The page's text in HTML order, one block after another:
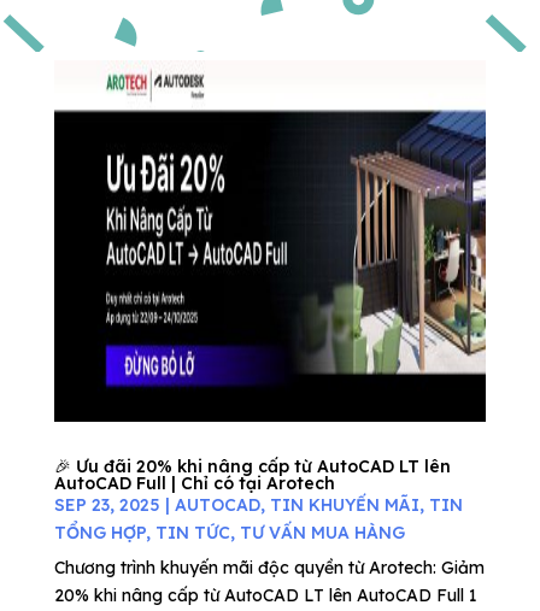
🎉 Ưu đãi 20% khi nâng cấp từ AutoCAD LT lên
AutoCAD Full | Chỉ có tại Arotech
SEP 23, 2025 | AUTOCAD, TIN KHUYẾN MÃI, TIN
TỔNG HỢP, TIN TỨC, TƯ VẤN MUA HÀNG
Chương trình khuyến mãi độc quyền từ Arotech: Giảm
20% khi nâng cấp từ AutoCAD LT lên AutoCAD Full 1